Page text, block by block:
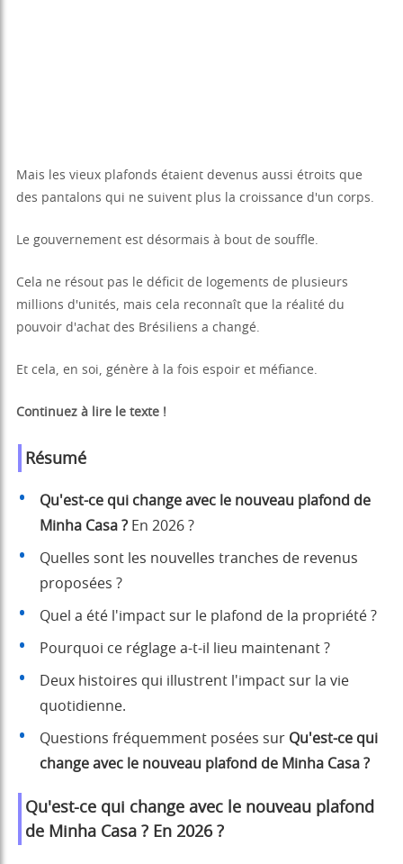
Mais les vieux plafonds étaient devenus aussi étroits que
des pantalons qui ne suivent plus la croissance d'un corps.
Le gouvernement est désormais à bout de souffle.
Cela ne résout pas le déficit de logements de plusieurs
millions d'unités, mais cela reconnaît que la réalité du
pouvoir d'achat des Brésiliens a changé.
Et cela, en soi, génère à la fois espoir et méfiance.
Continuez à lire le texte !
Résumé
Qu'est-ce qui change avec le nouveau plafond de
Minha Casa ? En 2026 ?
Quelles sont les nouvelles tranches de revenus
proposées ?
Quel a été l'impact sur le plafond de la propriété ?
Pourquoi ce réglage a-t-il lieu maintenant ?
Deux histoires qui illustrent l'impact sur la vie
quotidienne.
Questions fréquemment posées sur Qu'est-ce qui
change avec le nouveau plafond de Minha Casa ?
Qu'est-ce qui change avec le nouveau plafond
de Minha Casa ? En 2026 ?